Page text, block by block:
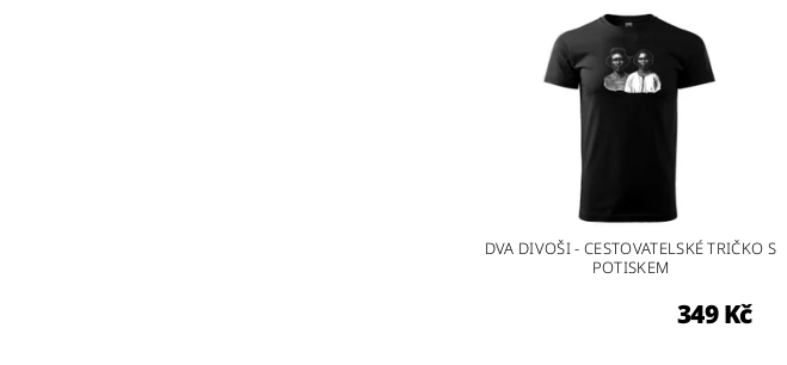
DVA DIVOŠI - CESTOVATELSKÉ TRIČKO S
POTISKEM
349 Kč